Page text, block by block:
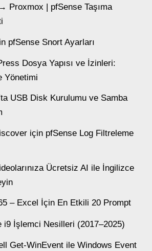
Proxmox | pfSense Taşıma
pfSense Snort Ayarları
Dosya Yapısı ve İzinleri:
Yönetimi
USB Disk Kurulumu ve Samba
için pfSense Log Filtreleme
Ücretsiz AI ile İngilizce
– Excel İçin En Etkili 20 Prompt
i9 İşlemci Nesilleri (2017–2025)
Get-WinEvent ile Windows Event